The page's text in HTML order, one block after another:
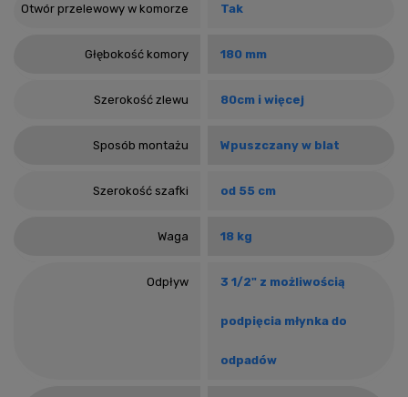
Otwór przelewowy w komorze Tak
Głębokość komory 180 mm
Szerokość zlewu 80cm i więcej
Sposób montażu Wpuszczany w blat
Szerokość szafki od 55 cm
Waga 18 kg
Odpływ 3 1/2" z możliwością
podpięcia młynka do
odpadów